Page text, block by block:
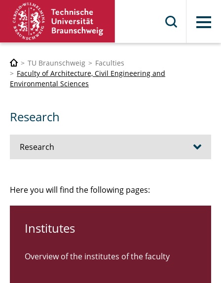
Menu
TU Braunschweig
Faculties
Faculty of Architecture, Civil Engineering and
Environmental Sciences
Research
Research
Labs
Here you will find the following pages:
Institutes
Overview of the institutes of the faculty